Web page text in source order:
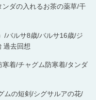
ダの入れるお茶の薬草/干
/バルサ8歳/バルサ16歳/ジ
過去回想
着/チャグム防寒着/タンダ
ムの短剣/シグサルアの花/